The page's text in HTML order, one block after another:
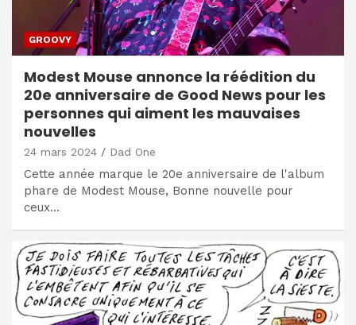
GROOVY
Modest Mouse annonce la réédition du
20e anniversaire de Good News pour les
personnes qui aiment les mauvaises
nouvelles
24 mars 2024 Dad One
Cette année marque le 20e anniversaire de l'album
phare de Modest Mouse, Bonne nouvelle pour
ceux…